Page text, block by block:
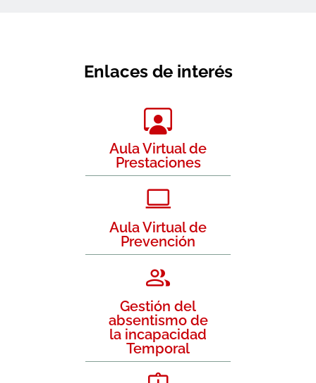
Enlaces de interés
Aula Virtual de
Prestaciones
Aula Virtual de
Prevención
Gestión del
absentismo de
la incapacidad
Temporal